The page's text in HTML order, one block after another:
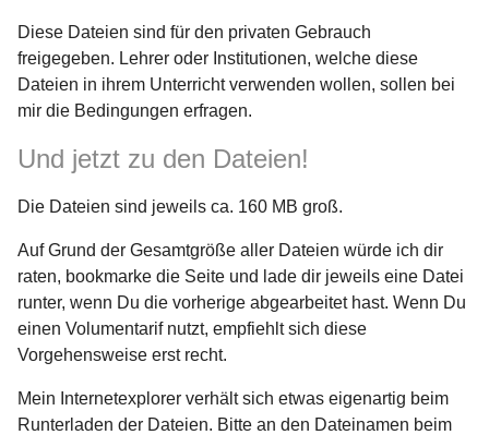
Diese Dateien sind für den privaten Gebrauch
freigegeben. Lehrer oder Institutionen, welche diese
Dateien in ihrem Unterricht verwenden wollen, sollen bei
mir die Bedingungen erfragen.
Und jetzt zu den Dateien!
Die Dateien sind jeweils ca. 160 MB groß.
Auf Grund der Gesamtgröße aller Dateien würde ich dir
raten, bookmarke die Seite und lade dir jeweils eine Datei
runter, wenn Du die vorherige abgearbeitet hast. Wenn Du
einen Volumentarif nutzt, empfiehlt sich diese
Vorgehensweise erst recht.
Mein Internetexplorer verhält sich etwas eigenartig beim
Runterladen der Dateien. Bitte an den Dateinamen beim